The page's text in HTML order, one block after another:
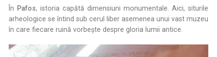
În Pafos, istoria capătă dimensiuni monumentale. Aici, siturile
arheologice se întind sub cerul liber asemenea unui vast muzeu
în care fiecare ruină vorbește despre gloria lumii antice.